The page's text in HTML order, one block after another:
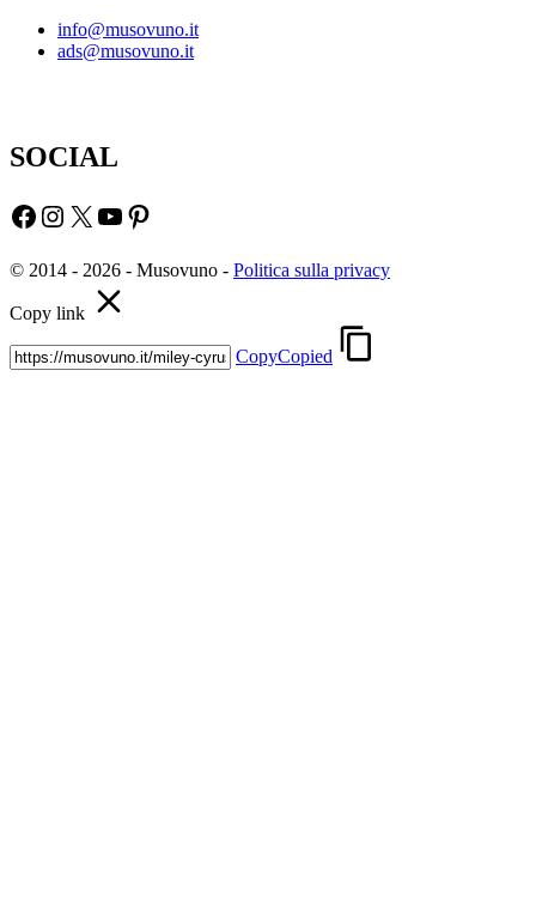
info@musovuno.it
ads@musovuno.it
SOCIAL
Facebook
Instagram
X YouTube
Pinterest
© 2014 - 2026 - Musovuno - Politica sulla privacy
Copy link
CopyCopied